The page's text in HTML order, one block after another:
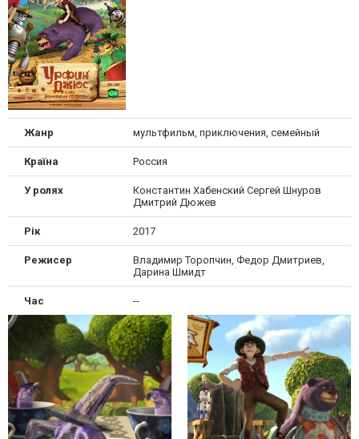
Жанр мультфильм, приключения, семейный
Країна Россия
У ролях
Константин Хабенский Сергей Шнуров
Дмитрий Дюжев
Рік 2017
Режисер
Владимир Торопчин, Федор Дмитриев,
Дарина Шмидт
Час --